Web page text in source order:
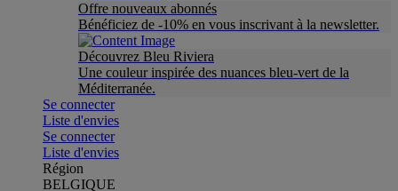
Offre nouveaux abonnés
Bénéficiez de -10% en vous inscrivant à la newsletter.
Découvrez Bleu Riviera
Une couleur inspirée des nuances bleu-vert de la
Méditerranée.
Se connecter
Liste d'envies
Se connecter
Liste d'envies
Région
BELGIQUE